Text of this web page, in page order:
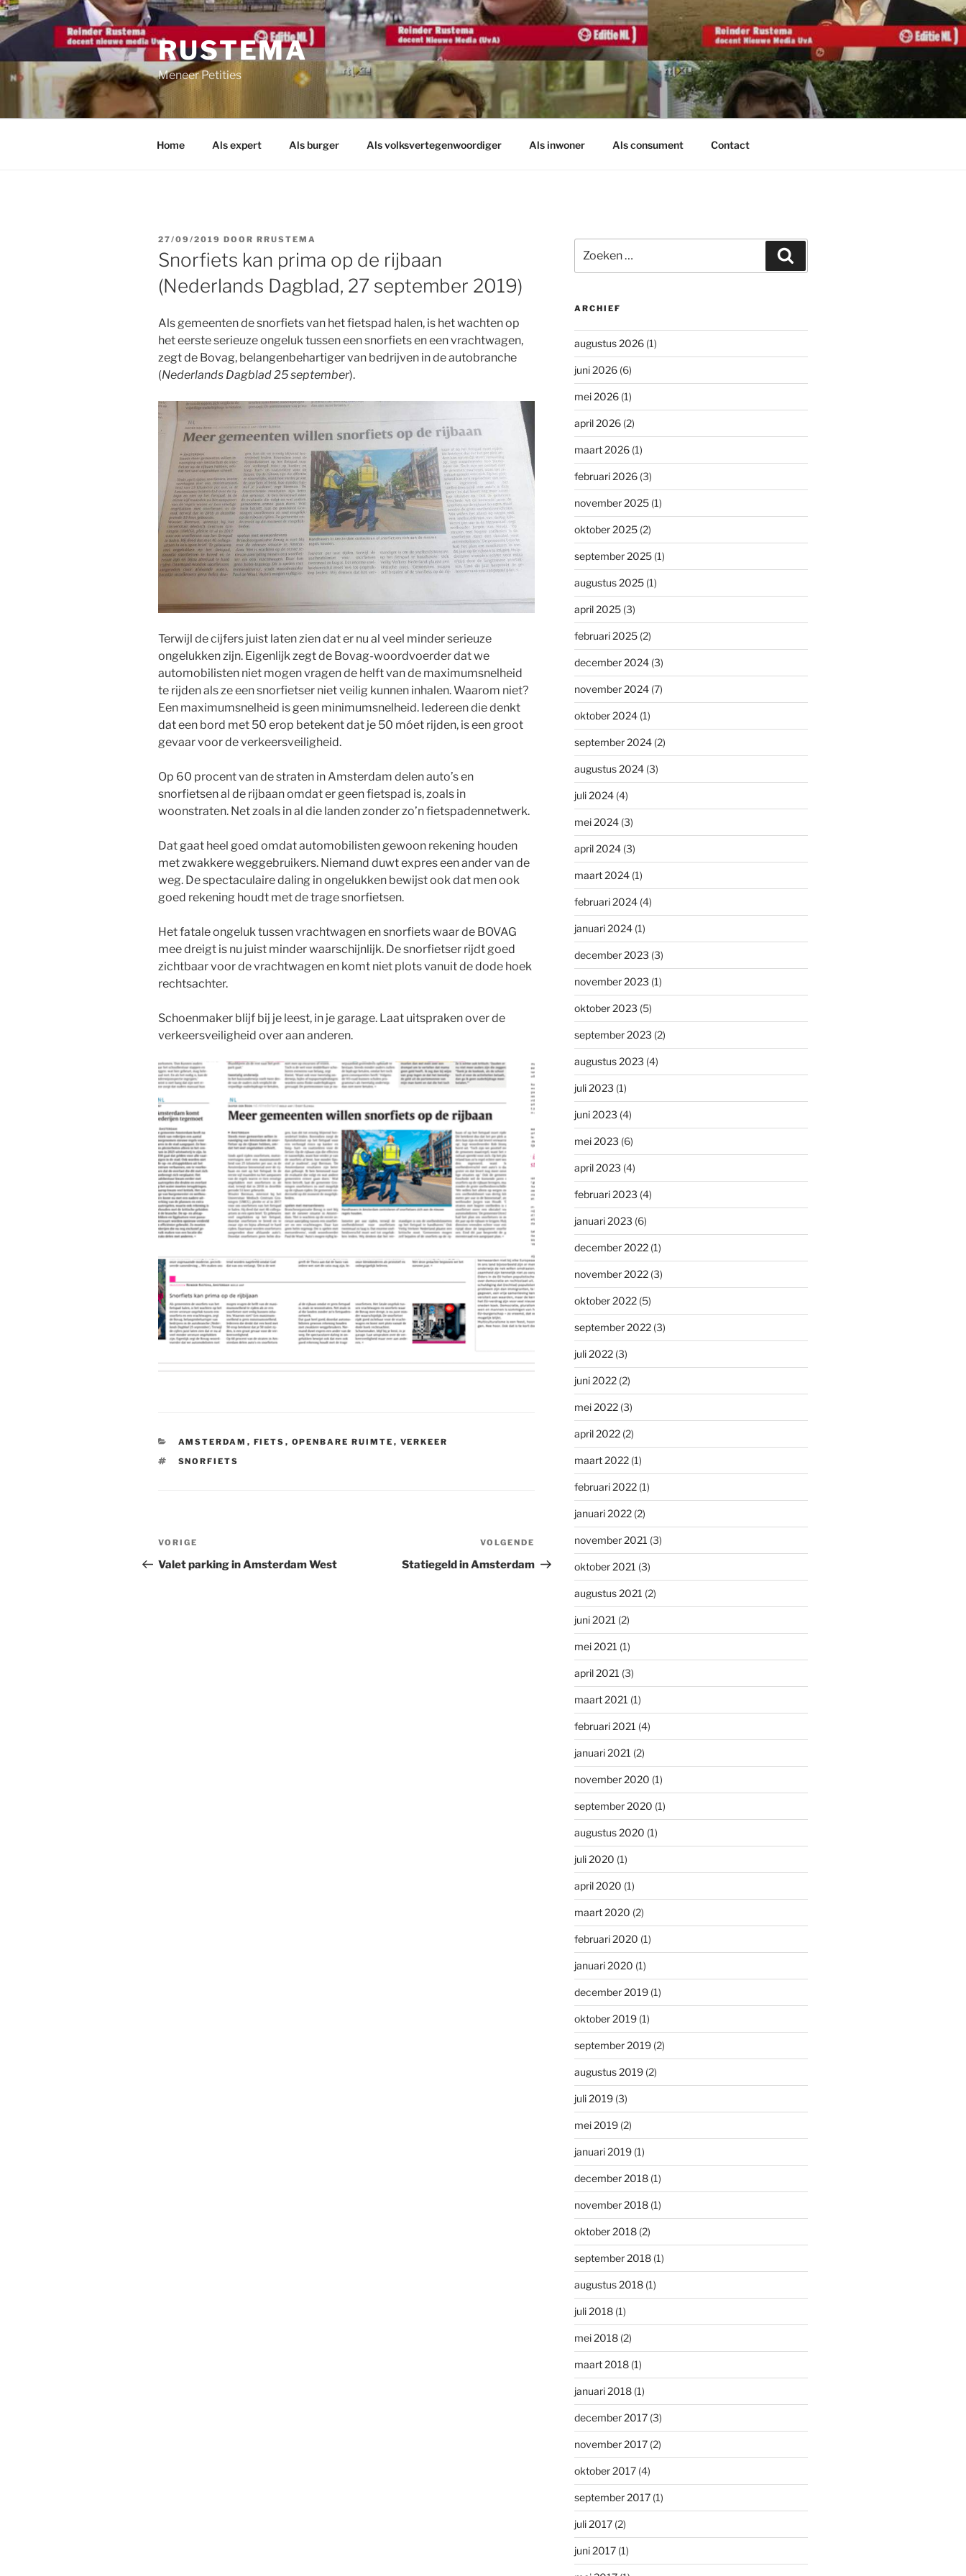
Ga
naar
de
inhoud
RUSTEMA
Meneer Petities
Home Als expert Als burger Als volksvertegenwoordiger Als inwoner Als consument Contact
GEPLAATST
OP
27/09/2019 DOOR RRUSTEMA
Snorfiets kan prima op de rijbaan
(Nederlands Dagblad, 27 september 2019)
Als gemeenten de snorfiets van het fietspad halen, is het wachten op
het eerste serieuze ongeluk tussen een snorfiets en een vrachtwagen,
zegt de Bovag, belangenbehartiger van bedrijven in de autobranche
(Nederlands Dagblad 25 september).
Terwijl de cijfers juist laten zien dat er nu al veel minder serieuze
ongelukken zijn. Eigenlijk zegt de Bovag-woordvoerder dat we
automobilisten niet mogen vragen de helft van de maximumsnelheid
te rijden als ze een snorfietser niet veilig kunnen inhalen. Waarom niet?
Een maximumsnelheid is geen minimumsnelheid. Iedereen die denkt
dat een bord met 50 erop betekent dat je 50 móet rijden, is een groot
gevaar voor de verkeersveiligheid.
Op 60 procent van de straten in Amsterdam delen auto’s en
snorfietsen al de rijbaan omdat er geen fietspad is, zoals in
woonstraten. Net zoals in al die landen zonder zo’n fietspadennetwerk.
Dat gaat heel goed omdat automobilisten gewoon rekening houden
met zwakkere weggebruikers. Niemand duwt expres een ander van de
weg. De spectaculaire daling in ongelukken bewijst ook dat men ook
goed rekening houdt met de trage snorfietsen.
Het fatale ongeluk tussen vrachtwagen en snorfiets waar de BOVAG
mee dreigt is nu juist minder waarschijnlijk. De snorfietser rijdt goed
zichtbaar voor de vrachtwagen en komt niet plots vanuit de dode hoek
rechtsachter.
Schoenmaker blijf bij je leest, in je garage. Laat uitspraken over de
verkeersveiligheid over aan anderen.
CATEGORIEËN
AMSTERDAM , FIETS , OPENBARE RUIMTE , VERKEER
TAGS
SNORFIETS
Bericht
navigatie
Vorig
bericht
VORIGE
Valet parking in Amsterdam West
Volgend
bericht
VOLGENDE
Statiegeld in Amsterdam
naar:
ARCHIEF
augustus 2026(1)
juni 2026(6)
mei 2026(1)
april 2026(2)
maart 2026(1)
februari 2026(3)
november 2025(1)
oktober 2025(2)
september 2025(1)
augustus 2025(1)
april 2025(3)
februari 2025(2)
december 2024(3)
november 2024(7)
oktober 2024(1)
september 2024(2)
augustus 2024(3)
juli 2024(4)
mei 2024(3)
april 2024(3)
maart 2024(1)
februari 2024(4)
januari 2024(1)
december 2023 (3)
november 2023 (1)
oktober 2023 (5)
september 2023 (2)
augustus 2023 (4)
juli 2023 (1)
juni 2023 (4)
mei 2023 (6)
april 2023 (4)
februari 2023 (4)
januari 2023 (6)
december 2022(1)
november 2022(3)
oktober 2022(5)
september 2022(3)
juli 2022(3)
juni 2022(2)
mei 2022(3)
april 2022(2)
maart 2022(1)
februari 2022(1)
januari 2022(2)
november 2021 (3)
oktober 2021 (3)
augustus 2021 (2)
juni 2021 (2)
mei 2021 (1)
april 2021 (3)
maart 2021 (1)
februari 2021 (4)
januari 2021 (2)
november 2020 (1)
september 2020 (1)
augustus 2020 (1)
juli 2020 (1)
april 2020 (1)
maart 2020 (2)
februari 2020 (1)
januari 2020 (1)
december 2019(1)
oktober 2019(1)
september 2019(2)
augustus 2019(2)
juli 2019(3)
mei 2019(2)
januari 2019(1)
december 2018(1)
november 2018(1)
oktober 2018(2)
september 2018(1)
augustus 2018(1)
juli 2018(1)
mei 2018(2)
maart 2018(1)
januari 2018(1)
december 2017(3)
november 2017(2)
oktober 2017(4)
september 2017(1)
juli 2017(2)
juni 2017(1)